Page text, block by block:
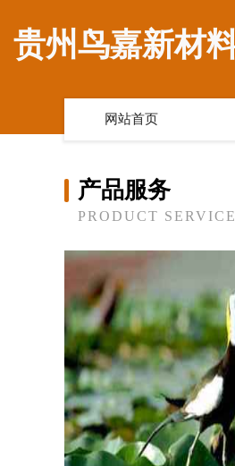
贵州鸟嘉新材
网站首页
产品服务
PRODUCT